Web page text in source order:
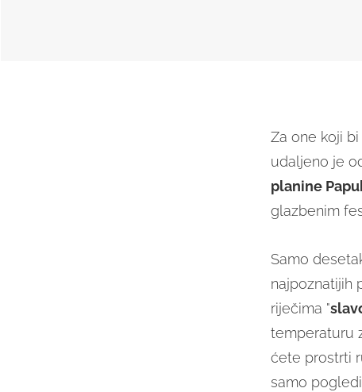
Za one koji
udaljeno je
planine
glazbenim
Samo
najpoznatijih
riječima "
temperaturu
ćete prostrti
samo